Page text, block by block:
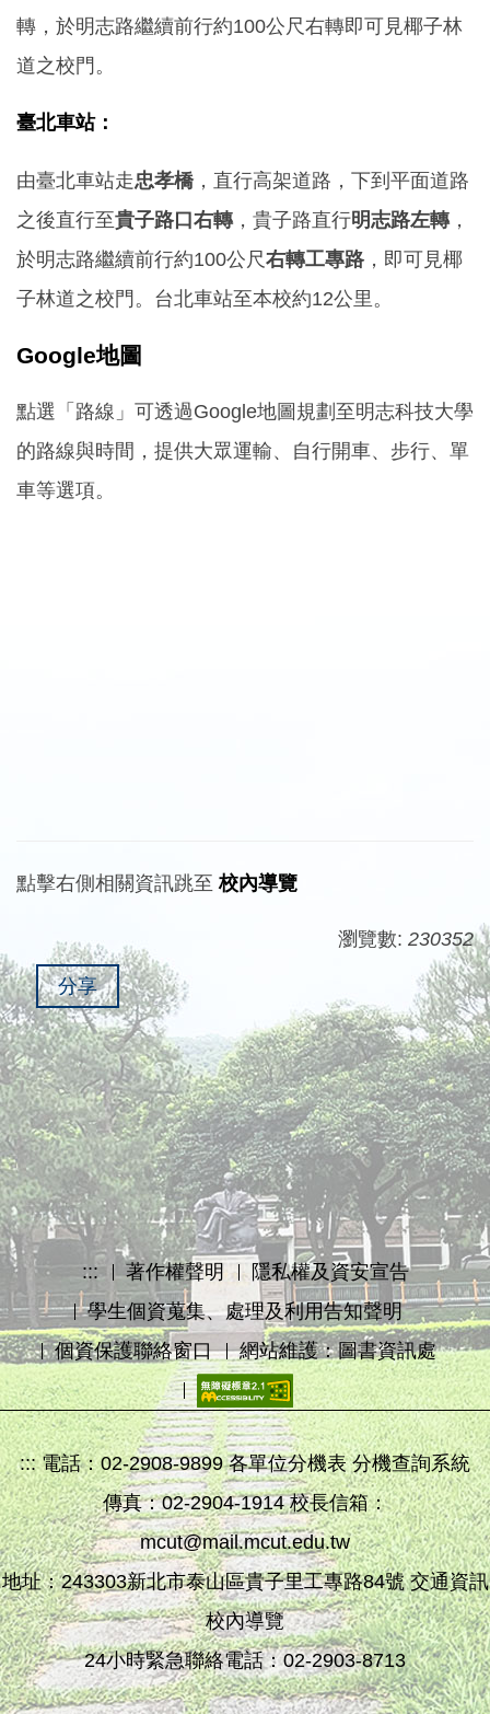
轉，於明志路繼續前行約100公尺右轉即可見椰子林
道之校門。
臺北車站：
由臺北車站走忠孝橋，直行高架道路，下到平面道路
之後直行至貴子路口右轉，貴子路直行明志路左轉，
於明志路繼續前行約100公尺右轉工專路 ，即可見椰
子林道之校門。台北車站至本校約12公里。
Google地圖
點選「路線」可透過Google地圖規劃至明志科技大學
的路線與時間，提供大眾運輸、自行開車、步行、單
車等選項。
點擊右側相關資訊跳至校內導覽
瀏覽數: 230352
分享
::: 著作權聲明
隱私權及資安宣告
學生個資蒐集、處理及利用告知聲明
個資保護聯絡窗口
網站維護：圖書資訊處
:::電話：02-2908-9899 各單位分機表 分機查詢系統
傳真：02-2904-1914 校長信箱：
mcut@mail.mcut.edu.tw
地址：243303新北市泰山區貴子里工專路84號交通資訊
校內導覽
24小時緊急聯絡電話：02-2903-8713